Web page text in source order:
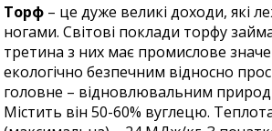
Торф – це дуже великі доходи, які
ногами. Світові поклади торфу
третина з них має промислове
екологічно безпечним відносно
головне – відновлювальним
Містить він 50-60% вуглецю.